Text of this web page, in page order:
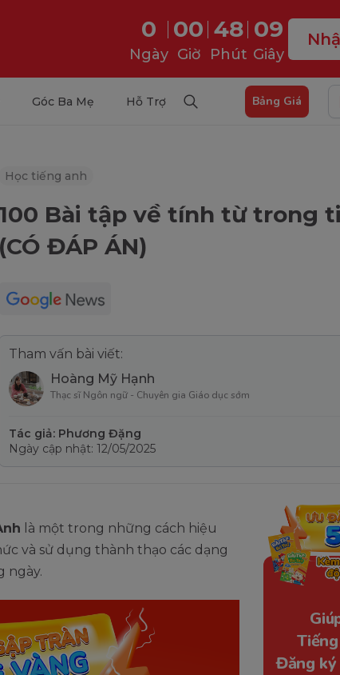
0
Ngày
00
Giờ
48
Phút
08
Giây
Góc Ba Mẹ Hỗ Trợ Bảng Giá
Học tiếng anh
100 Bài tập về tính từ trong
(CÓ ĐÁP ÁN)
Tham vấn bài viết:
Hoàng Mỹ Hạnh
Thạc sĩ Ngôn ngữ - Chuyên gia Giáo dục sớm
Tác giả: Phương Đặng
Ngày cập nhật: 12/05/2025
là một trong những cách hiệu
và sử dụng thành thạo các dạng
ngày.
Đăng ký